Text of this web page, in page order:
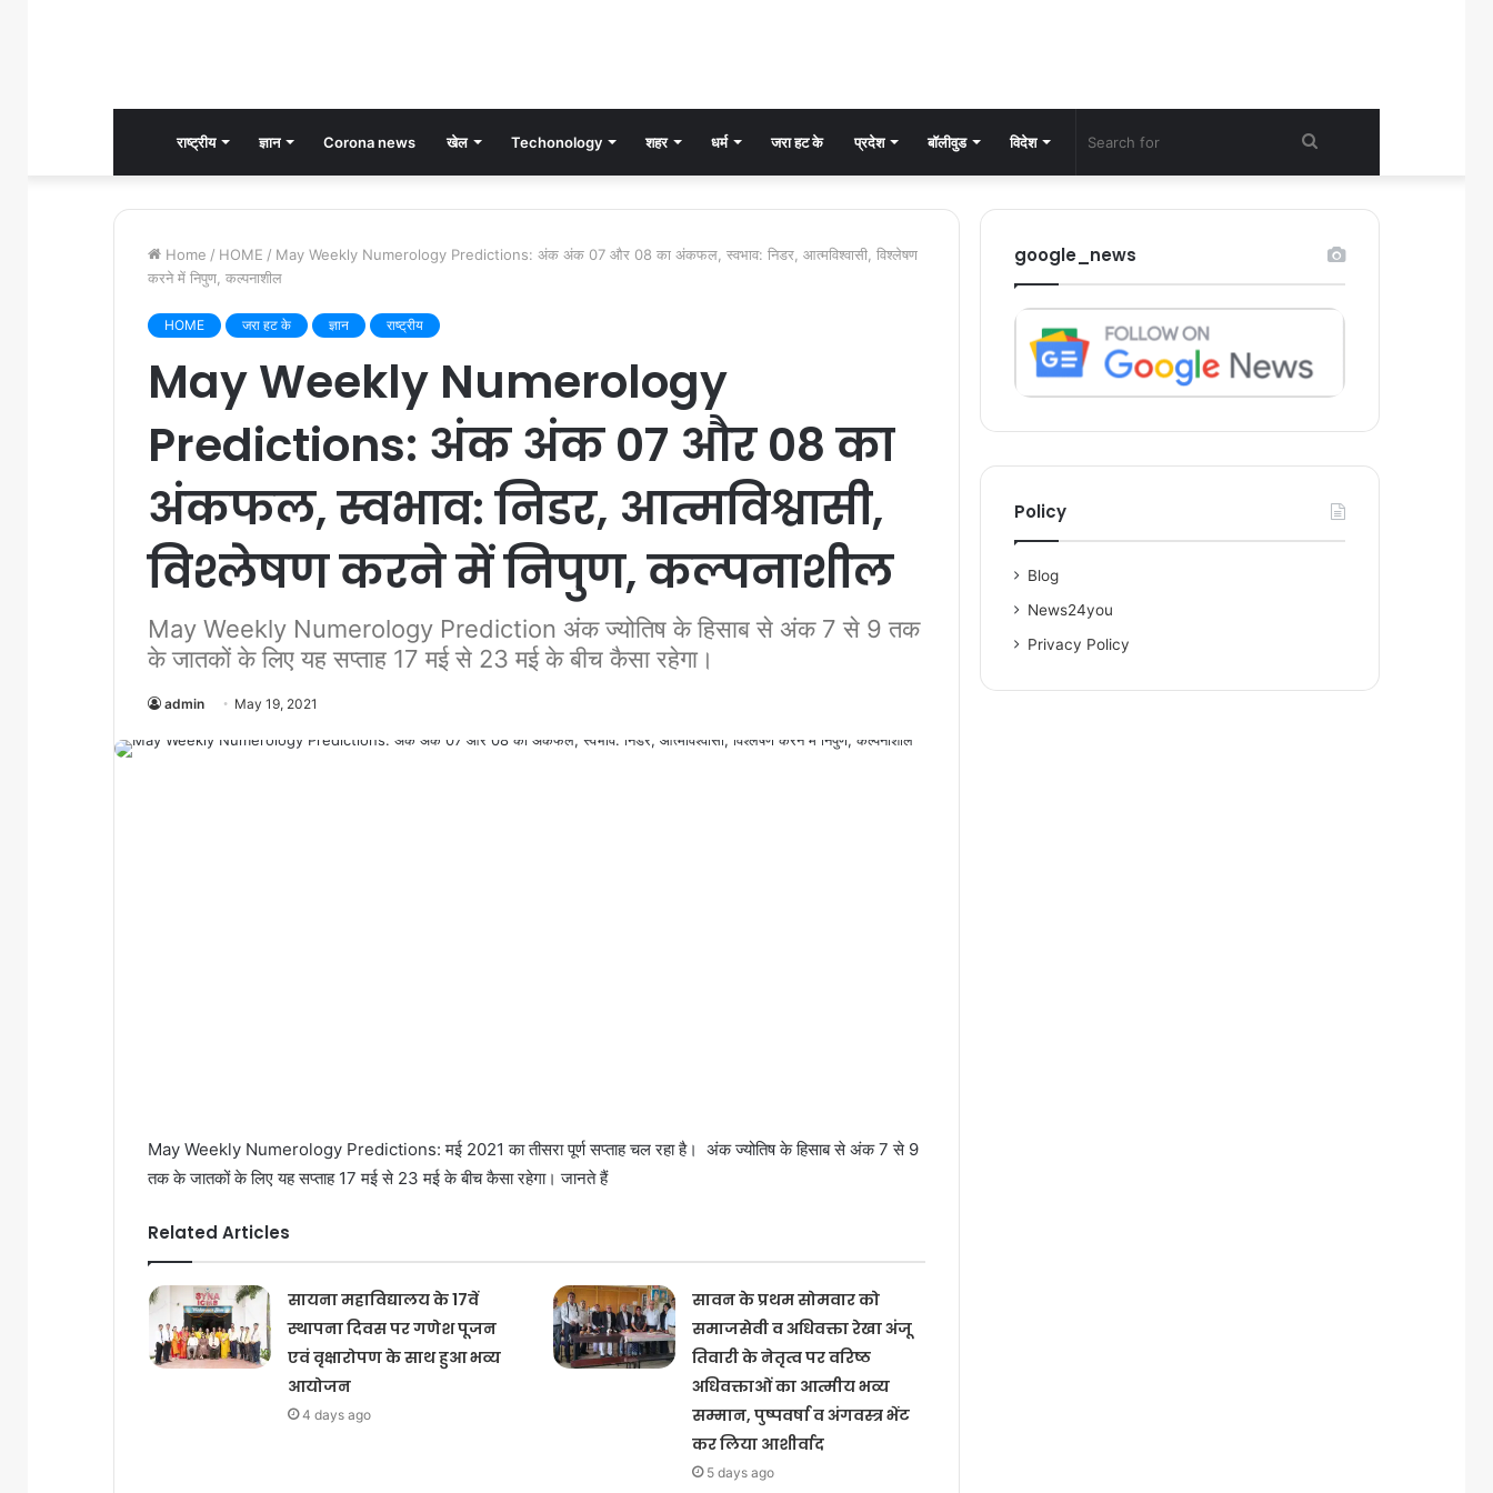
राष्ट्रीय ज्ञान Corona news खेल Techonology शहर धर्म जरा हट के प्रदेश बॉलीवुड विदेश
for
Home / HOME / May Weekly Numerology Predictions: अंक अंक 07 और 08 का अंकफल, स्वभाव: निडर, आत्मविश्वासी, विश्लेषण
करने में निपुण, कल्पनाशील
HOME जरा हट के ज्ञान राष्ट्रीय
May Weekly Numerology
Predictions: अंक अंक 07 और 08 का
अंकफल, स्वभाव: निडर, आत्मविश्वासी,
विश्लेषण करने में निपुण, कल्पनाशील
May Weekly Numerology Prediction अंक ज्योतिष के हिसाब से अंक 7 से 9 तक
के जातकों के लिए यह सप्ताह 17 मई से 23 मई के बीच कैसा रहेगा।
admin May 19, 2021
May Weekly Numerology Predictions: मई 2021 का तीसरा पूर्ण सप्ताह चल रहा है। अंक ज्योतिष के हिसाब से अंक 7 से 9
तक के जातकों के लिए यह सप्ताह 17 मई से 23 मई के बीच कैसा रहेगा। जानते हैं
Related Articles
सायना महाविद्यालय के 17वें
स्थापना दिवस पर गणेश पूजन
एवं वृक्षारोपण के साथ हुआ भव्य
आयोजन
4 days ago
सावन के प्रथम सोमवार को
समाजसेवी व अधिवक्ता रेखा अंजू
तिवारी के नेतृत्व पर वरिष्ठ
अधिवक्ताओं का आत्मीय भव्य
सम्मान, पुष्पवर्षा व अंगवस्त्र भेंट
कर लिया आशीर्वाद
5 days ago
google_news
Policy
Blog
News24you
Privacy Policy